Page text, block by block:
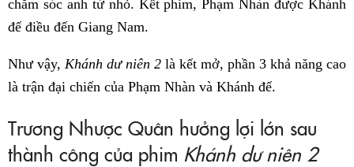
chăm sóc anh từ nhỏ. Kết phim, Phạm Nhàn được Khánh
đế điều đến Giang Nam.
Như vậy, Khánh dư niên 2 là kết mở, phần 3 khả năng cao
là trận đại chiến của Phạm Nhàn và Khánh đế.
Trương Nhược Quân hưởng lợi lớn sau
thành công của phim Khánh dư niên 2